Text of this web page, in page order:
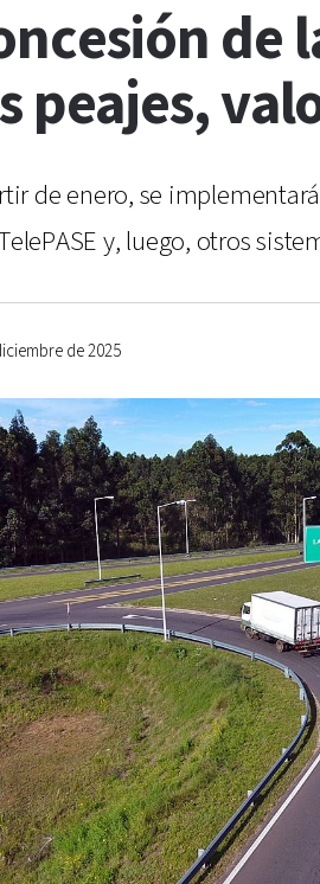
de
peajes,
de enero, se
y, luego, otros
de 2025